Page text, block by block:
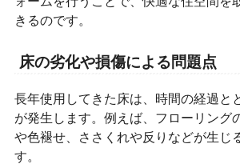
きるのです。
床の劣化や損傷による問題点
長年使用してきた床は、時間の経過と
が発生します。例えば、フローリング
や色褪せ、ささくれや反りなどが生じ
す。